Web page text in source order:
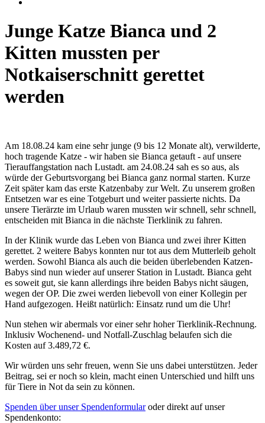
Junge Katze Bianca und 2
Kitten mussten per
Notkaiserschnitt gerettet
werden
Am 18.08.24 kam eine sehr junge (9 bis 12 Monate alt), verwilderte,
hoch tragende Katze - wir haben sie Bianca getauft - auf unsere
Tierauffangstation nach Lustadt. am 24.08.24 sah es so aus, als
würde der Geburtsvorgang bei Bianca ganz normal starten. Kurze
Zeit später kam das erste Katzenbaby zur Welt. Zu unserem großen
Entsetzen war es eine Totgeburt und weiter passierte nichts. Da
unsere Tierärzte im Urlaub waren mussten wir schnell, sehr schnell,
entscheiden mit Bianca in die nächste Tierklinik zu fahren.
In der Klinik wurde das Leben von Bianca und zwei ihrer Kitten
gerettet. 2 weitere Babys konnten nur tot aus dem Mutterleib geholt
werden. Sowohl Bianca als auch die beiden überlebenden Katzen-
Babys sind nun wieder auf unserer Station in Lustadt. Bianca geht
es soweit gut, sie kann allerdings ihre beiden Babys nicht säugen,
wegen der OP. Die zwei werden liebevoll von einer Kollegin per
Hand aufgezogen. Heißt natürlich: Einsatz rund um die Uhr!
Nun stehen wir abermals vor einer sehr hoher Tierklinik-Rechnung.
Inklusiv Wochenend- und Notfall-Zuschlag belaufen sich die
Kosten auf 3.489,72 €.
Wir würden uns sehr freuen, wenn Sie uns dabei unterstützen. Jeder
Beitrag, sei er noch so klein, macht einen Unterschied und hilft uns
für Tiere in Not da sein zu können.
Spenden über unser Spendenformularoder direkt auf unser
Spendenkonto: